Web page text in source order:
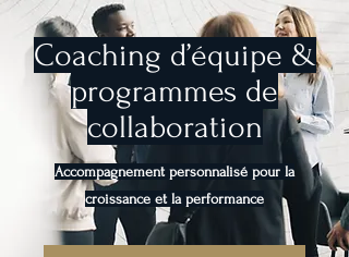
Coaching d’équipe &
programmes de
collaboration
Accompagnement personnalisé pour la
croissance et la performance